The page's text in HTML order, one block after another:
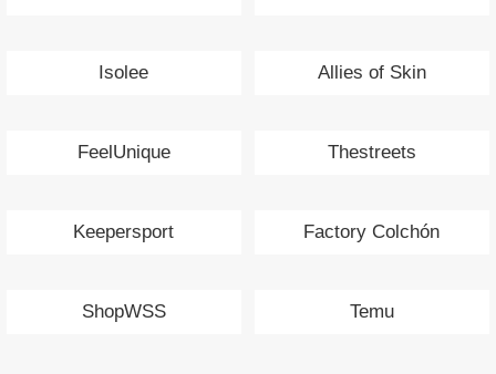
Isolee Allies of Skin
FeelUnique Thestreets
Keepersport Factory Colchón
ShopWSS Temu